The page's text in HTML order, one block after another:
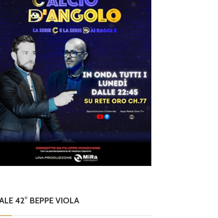
42° BEPPE VIOLA